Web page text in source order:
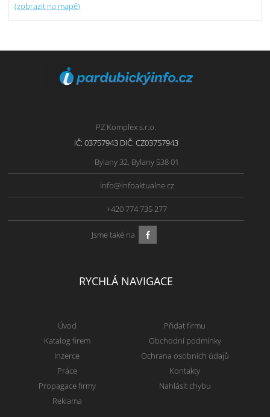
(zobrazit na mapě)
PZ Komplex s.r.o.
IČ: 03757943 DIČ: CZ03757943
Bylany 32, Bylany 538 01
info@infoaktualne.cz
+420 774 735 277
Jsme také na
RYCHLÁ NAVIGACE
Úvod
Katalog firem
Inzerce
Práce
Propagace firmy
Reklama
Přidat firmu
Obchodní podmínky
Ochrana osobních údajů
Kontakty
Nahlásit chybu